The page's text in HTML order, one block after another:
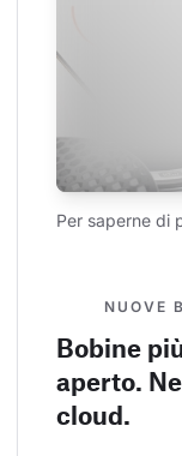
Per saperne di
NUOVE
Bobine
aperto.
cloud.